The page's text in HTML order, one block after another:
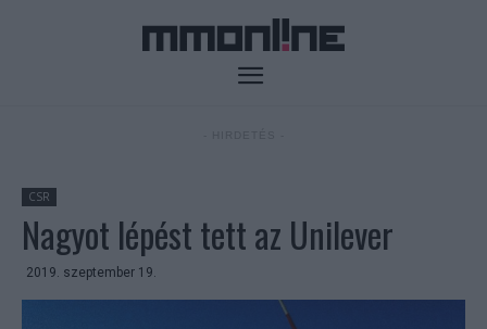
CSR
Nagyot lépést tett az Unilever
2019. szeptember 19.